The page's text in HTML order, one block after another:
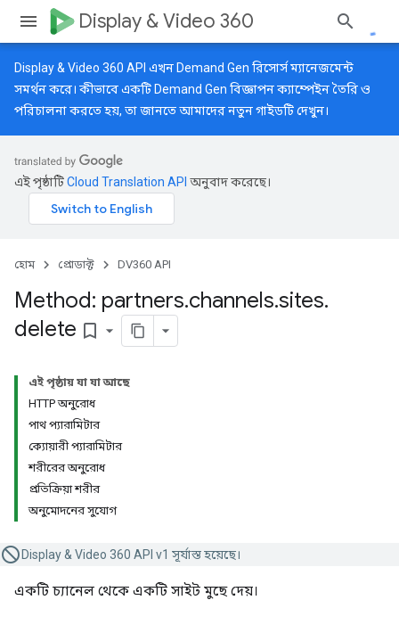
Display & Video 360
Display & Video 360 API এখন Demand Gen রিসোর্স ম্যানেজমেন্ট
সমর্থন করে। কীভাবে একটি Demand Gen বিজ্ঞাপন ক্যাম্পেইন তৈরি ও
পরিচালনা করতে হয়, তা জানতে আমাদেরনতুন গাইডটিদেখুন।
এই পৃষ্ঠাটিCloud Translation API অনুবাদ করেছে।
হোম প্রোডাক্ট DV360 API
Method: partners.channels.sites.
delete bookmark_border
এই পৃষ্ঠায় যা যা আছে
HTTP অনুরোধ
পাথ প্যারামিটার
ক্যোয়ারী প্যারামিটার
শরীরের অনুরোধ
প্রতিক্রিয়া শরীর
অনুমোদনের সুযোগ
Display & Video 360 API v1 সূর্যাস্ত হয়েছে।
একটি চ্যানেল থেকে একটি সাইট মুছে দেয়।